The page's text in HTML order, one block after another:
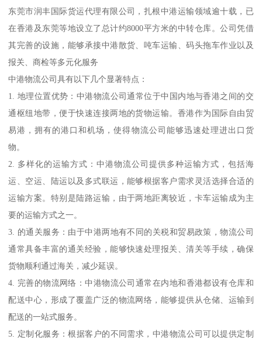
东莞市润丰国际货运代理有限公司，扎根中港运输领域逾十载，已
在香港及东莞等地设立了总计约8000平方米的中转仓库。公司凭借
其完善的设施，能够承接中港散货、吨车运输、码头拖车作业以及
报关、商检等多元化服务
中港物流公司具有以下几个显著特点：
1. 地理位置优势：中港物流公司通常位于中国内地与香港之间的交
通枢纽地带，便于快速连接两地的货物运输。香港作为国际自由贸
易港，拥有的港口和机场，使得物流公司能够迅速处理进出口货
物。
2. 多样化的运输方式：中港物流公司提供多种运输方式，包括海
运、空运、陆运以及多式联运，能够根据客户需求灵活选择合适的
运输方案。特别是陆路运输，由于两地距离较近，卡车运输成为主
要的运输方式之一。
3. 的通关服务：由于中港两地有不同的关税和贸易政策，物流公司
通常具备丰富的通关经验，能够快速处理报关、清关等手续，确保
货物顺利通过海关，减少延误。
4. 完善的物流网络：中港物流公司通常在内地和香港都设有仓库和
配送中心，形成了覆盖广泛的物流网络，能够提供从仓储、运输到
配送的一站式服务。
5. 定制化服务：根据客户的不同需求，中港物流公司可以提供定制